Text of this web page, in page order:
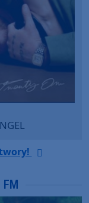
& CHIEF
FM